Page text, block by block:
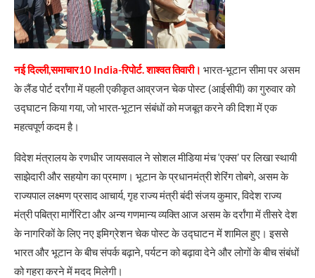
नई दिल्ली,समाचार10 India-रिपोर्ट. शाश्वत तिवारी। भारत-भूटान सीमा पर असम
के लैंड पोर्ट दर्रांगा में पहली एकीकृत आव्रजन चेक पोस्ट (आईसीपी) का गुरुवार को
उद्घाटन किया गया, जो भारत-भूटान संबंधों को मजबूत करने की दिशा में एक
महत्वपूर्ण कदम है।
विदेश मंत्रालय के रणधीर जायसवाल ने सोशल मीडिया मंच ‘एक्स’ पर लिखा स्थायी
साझेदारी और सहयोग का प्रमाण। भूटान के प्रधानमंत्री शेरिंग तोबगे, असम के
राज्यपाल लक्ष्मण प्रसाद आचार्य, गृह राज्य मंत्री बंदी संजय कुमार, विदेश राज्य
मंत्री पबित्रा मार्गेरिटा और अन्य गणमान्य व्यक्ति आज असम के दर्रांगा में तीसरे देश
के नागरिकों के लिए नए इमिग्रेशन चेक पोस्ट के उद्घाटन में शामिल हुए। इससे
भारत और भूटान के बीच संपर्क बढ़ाने, पर्यटन को बढ़ावा देने और लोगों के बीच संबंधों
को गहरा करने में मदद मिलेगी।